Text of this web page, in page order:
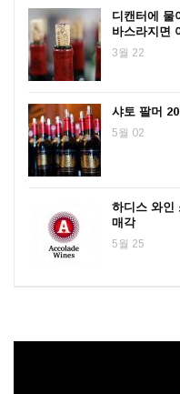
디캔터에 물
바스라지면
3월 22
샤토 팔머
5월 02
하디스 와인
매각
5월 25